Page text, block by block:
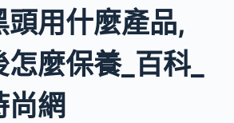
頭用什麼產品,
麼保養_百科_
尚網